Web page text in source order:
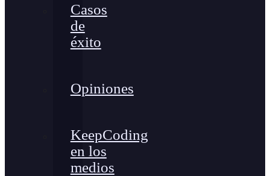
Casos
de
éxito
Opiniones
KeepCoding
en los
medios